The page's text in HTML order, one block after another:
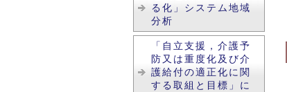
る化」システム地域
分析
「自立支援，介護予
防又は重度化及び介
護給付の適正化に関
する取組と目標」に